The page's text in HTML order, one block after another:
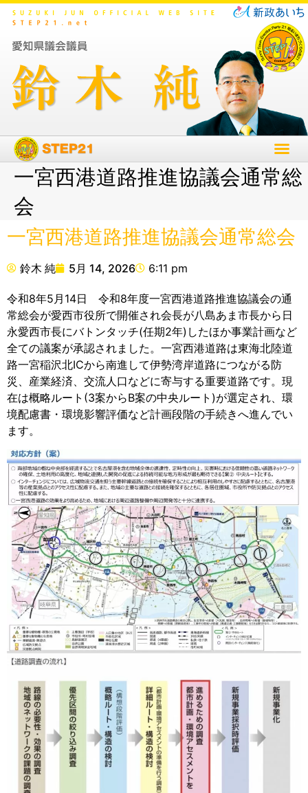
一宮西港道路推進協議会通常総
会
一宮西港道路推進協議会通常総会
鈴木 純 5月 14, 2026 6:11 pm
令和8年5月14日 令和8年度一宮西港道路推進協議会の通
常総会が愛西市役所で開催され会長が八島あま市長から日
永愛西市長にバトンタッチ(任期2年)したほか事業計画など
全ての議案が承認されました。一宮西港道路は東海北陸道
路一宮稲沢北ICから南進して伊勢湾岸道路につながる防
災、産業経済、交流人口などに寄与する重要道路です。現
在は概略ルート(3案からB案の中央ルート)が選定され、環
境配慮書・環境影響評価など計画段階の手続きへ進んでい
ます。